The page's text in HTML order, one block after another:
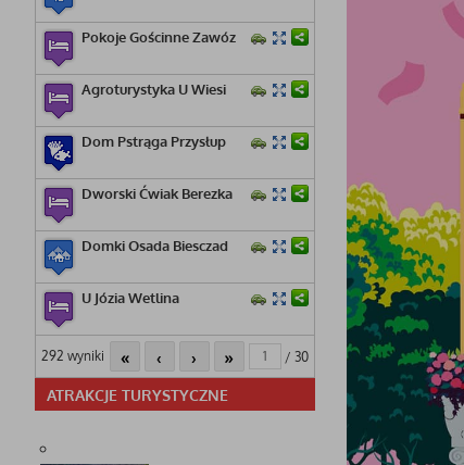
Pokoje Gościnne Zawóz
Agroturystyka U Wiesi
Dom Pstrąga Przysłup
Dworski Ćwiak Berezka
Domki Osada Biesczad
U Józia Wetlina
292 wyniki « ‹ › » / 30
ATRAKCJE TURYSTYCZNE